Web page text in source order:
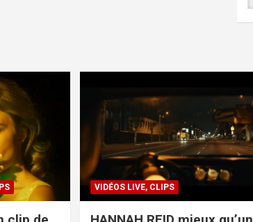
VIDÉOS LIVE, CLIPS